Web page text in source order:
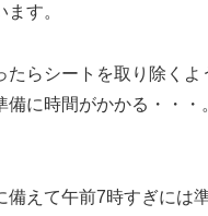
す。
たらシートを取り除くよ
に時間がかかる・・・
備えて午前7時すぎには